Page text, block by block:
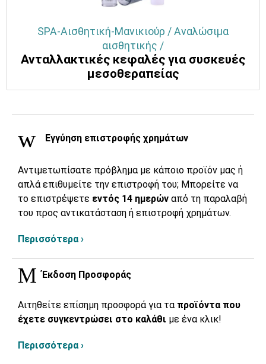
SPA-Αισθητική-Μανικιούρ / Αναλώσιμα
αισθητικής /
Ανταλλακτικές κεφαλές για συσκευές
μεσοθεραπείας
Εγγύηση επιστροφής χρημάτων
Αντιμετωπίσατε πρόβλημα με κάποιο προϊόν μας ή
απλά επιθυμείτε την επιστροφή του; Μπορείτε να
το επιστρέψετε εντός 14 ημερών από τη παραλαβή
του προς αντικατάσταση ή επιστροφή χρημάτων.
Περισσότερα ›
Έκδοση Προσφοράς
Αιτηθείτε επίσημη προσφορά για τα προϊόντα που
έχετε συγκεντρώσει στο καλάθι με ένα κλικ!
Περισσότερα ›